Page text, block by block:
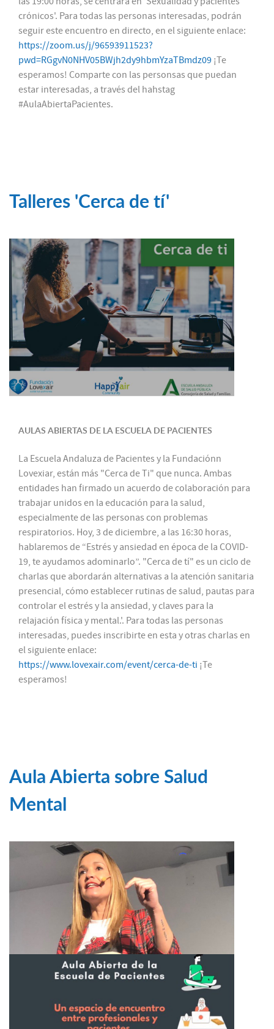
crónicos'. Para todas las personas interesadas, podrán
seguir este encuentro en directo, en el siguiente enlace:
https://zoom.us/j/96593911523?
pwd=RGgvN0NHV05BWjh2dy9hbmYzaTBmdz09 ¡Te
esperamos! Comparte con las personsas que puedan
estar interesadas, a través del hahstag
#AulaAbiertaPacientes.
Talleres 'Cerca de tí'
AULAS ABIERTAS DE LA ESCUELA DE PACIENTES
La Escuela Andaluza de Pacientes y la Fundaciónn
Lovexiar, están más "Cerca de Ti" que nunca. Ambas
entidades han firmado un acuerdo de colaboración para
trabajar unidos en la educación para la salud,
especialmente de las personas con problemas
respiratorios. Hoy, 3 de diciembre, a las 16:30 horas,
hablaremos de “Estrés y ansiedad en época de la COVID-
19, te ayudamos adominarlo”. "Cerca de tí" es un ciclo de
charlas que abordarán alternativas a la atención sanitaria
presencial, cómo establecer rutinas de salud, pautas para
controlar el estrés y la ansiedad, y claves para la
relajación física y mental.'. Para todas las personas
interesadas, puedes inscribirte en esta y otras charlas en
el siguiente enlace:
https://www.lovexair.com/event/cerca-de-ti ¡Te
esperamos!
Aula Abierta sobre Salud
Mental